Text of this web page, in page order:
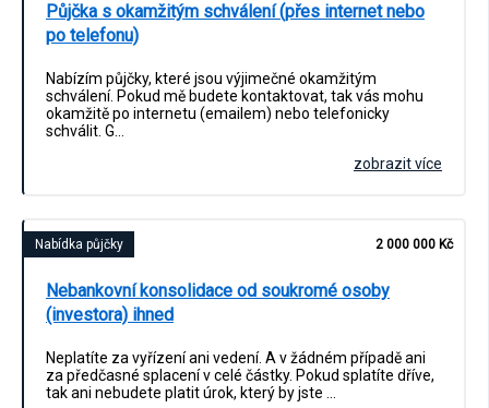
Půjčka s okamžitým schválení (přes internet nebo
po telefonu)
Nabízím půjčky, které jsou výjimečné okamžitým
schválení. Pokud mě budete kontaktovat, tak vás mohu
okamžitě po internetu (emailem) nebo telefonicky
schválit. G…
zobrazit více
Nabídka půjčky 2 000 000 Kč
Nebankovní konsolidace od soukromé osoby
(investora) ihned
Neplatíte za vyřízení ani vedení. A v žádném případě ani
za předčasné splacení v celé částky. Pokud splatíte dříve,
tak ani nebudete platit úrok, který by jste …